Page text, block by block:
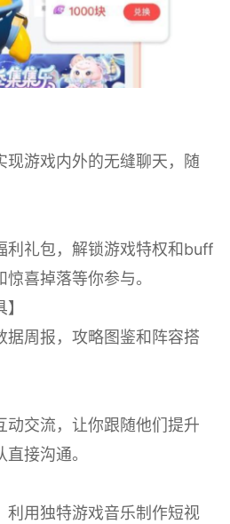
现游戏内外的无缝聊天，随
利礼包，解锁游戏特权和buff
喜掉落等你参与。
据周报，攻略图鉴和阵容搭
动交流，让你跟随他们提升
接沟通。
利用独特游戏音乐制作短视